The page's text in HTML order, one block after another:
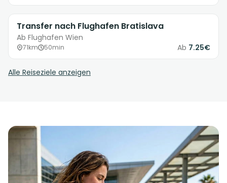
Transfer nach Flughafen Bratislava
Ab Flughafen Wien
71km 50min Ab 7.25€
Alle Reiseziele anzeigen